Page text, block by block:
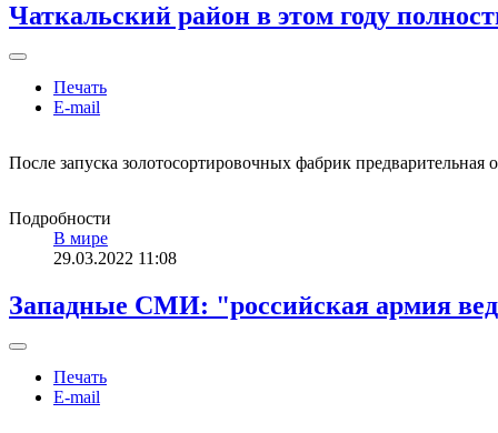
Чаткальский район в этом году
Печать
E-mail
После запуска золотосортировочных фабрик предварительная
Подробности
В мире
29.03.2022 11:08
Западные СМИ: "российская армия
Печать
E-mail